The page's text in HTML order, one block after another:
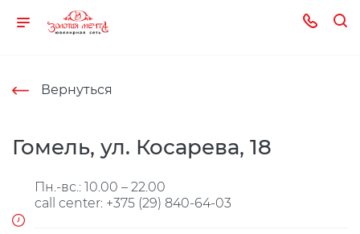
Вернуться
Гомель, ул. Косарева, 18
Пн.-вс.: 10.00 – 22.00
call center: +375 (29) 840-64-03